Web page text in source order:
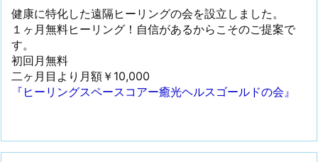
健康に特化した遠隔ヒーリングの会を設立しました。
１ヶ月無料ヒーリング！自信があるからこそのご提案で
す。
初回月無料
二ヶ月目より月額￥10,000
『ヒーリングスペースコアー癒光ヘルスゴールドの会』